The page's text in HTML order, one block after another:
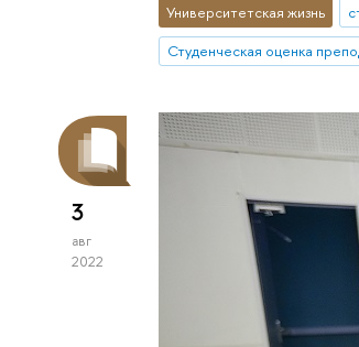
Университетская жизнь
Студенческая оценка
3
авг
2022